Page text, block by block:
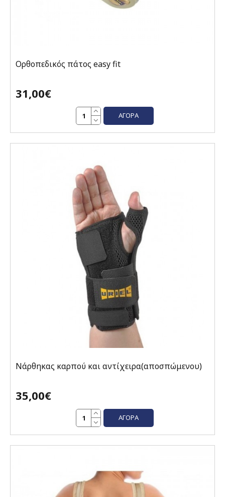
Ορθοπεδικός πάτος easy fit
31,00€
ΑΓΟΡΆ
Νάρθηκας καρπού και αντίχειρα(αποσπώμενου)
35,00€
ΑΓΟΡΆ